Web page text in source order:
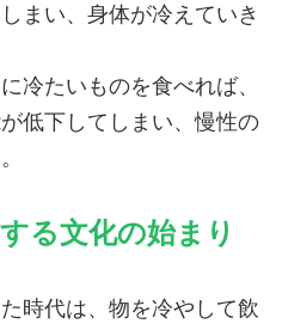
まい、身体が冷えていき
冷たいものを食べれば、
低下してしまい、慢性の
る文化の始まり
時代は、物を冷やして飲